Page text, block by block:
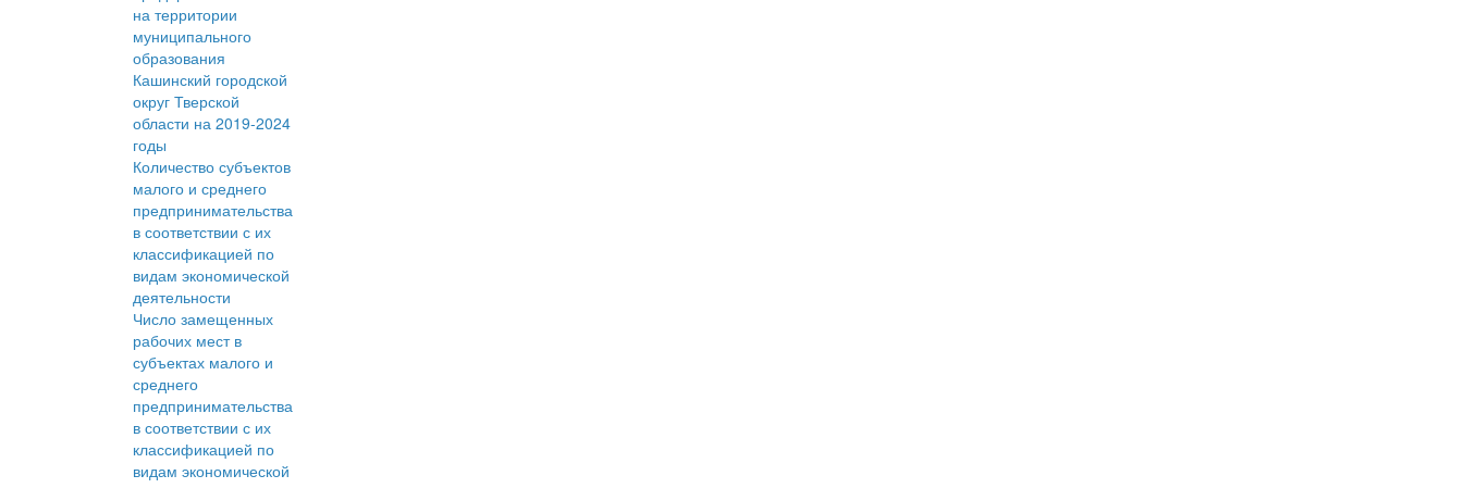
на территории
муниципального
образования
Кашинский городской
округ Тверской
области на 2019-2024
годы
Количество субъектов
малого и среднего
предпринимательства
в соответствии с их
классификацией по
видам экономической
деятельности
Число замещенных
рабочих мест в
субъектах малого и
среднего
предпринимательства
в соответствии с их
классификацией по
видам экономической